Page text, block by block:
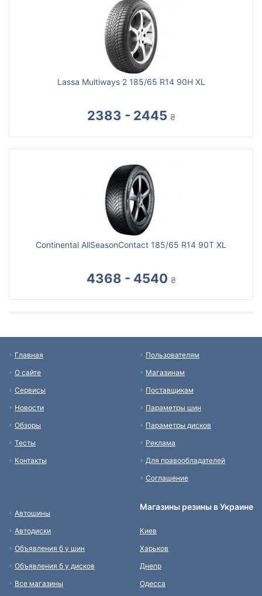
Lassa Multiways 2 185/65 R14 90H XL
2383 - 2445 ₴
Continental AllSeasonContact 185/65 R14 90T XL
4368 - 4540 ₴
Главная
О сайте
Сервисы
Новости
Обзоры
Тесты
Контакты
Пользователям
Магазинам
Поставщикам
Параметры шин
Параметры дисков
Реклама
Для правообладателей
Соглашение
Автошины
Автодиски
Объявления б у шин
Объявления б у дисков
Все магазины
Магазины резины в Украине
Киев
Харьков
Днепр
Одесса